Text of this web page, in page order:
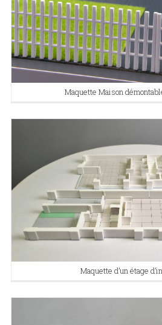
Maquette Maison
Maquette d’un étage